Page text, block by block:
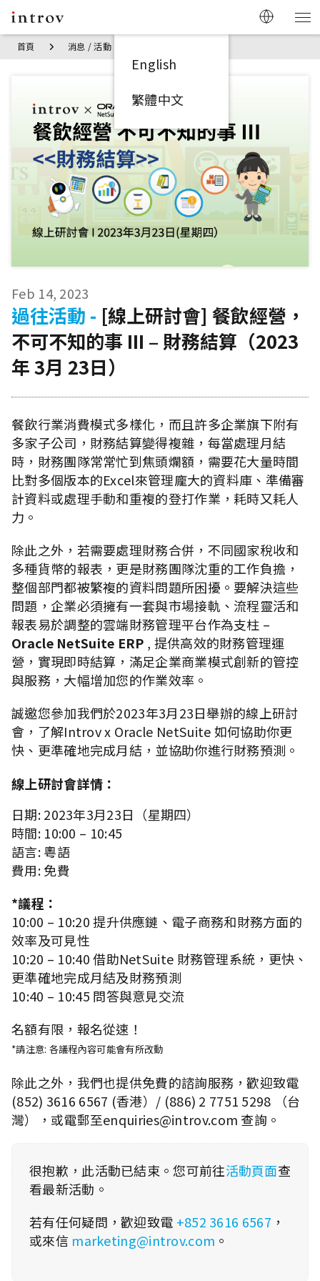
English
繁體中文
首頁 消息 / 活動
Feb 14, 2023
過往活動 - [線上研討會] 餐飲經營，
不可不知的事 III – 財務結算（2023
年 3月 23日）
餐飲行業消費模式多樣化，而且許多企業旗下附有
多家子公司，財務結算變得複雜，每當處理月結
時，財務團隊常常忙到焦頭爛額，需要花大量時間
比對多個版本的Excel來管理龐大的資料庫、準備審
計資料或處理手動和重複的登打作業，耗時又耗人
力。
除此之外，若需要處理財務合併，不同國家稅收和
多種貨幣的報表，更是財務團隊沈重的工作負擔，
整個部門都被繁複的資料問題所困擾。要解決這些
問題，企業必須擁有一套與市場接軌、流程靈活和
報表易於調整的雲端財務管理平台作為支柱 –
Oracle NetSuite ERP , 提供高效的財務管理運
營，實現即時結算，滿足企業商業模式創新的管控
與服務，大幅增加您的作業效率。
誠邀您參加我們於2023年3月23日舉辦的線上研討
會，了解Introv x Oracle NetSuite 如何協助你更
快、更準確地完成月結，並協助你進行財務預測。
線上研討會詳情：
日期: 2023年3月23日（星期四）
時間: 10:00 – 10:45
語言: 粵語
費用: 免費
*議程：
10:00 – 10:20 提升供應鏈、電子商務和財務方面的
效率及可見性
10:20 – 10:40 借助NetSuite 財務管理系統，更快、
更準確地完成月結及財務預測
10:40 – 10:45 問答與意見交流
名額有限，報名從速！
*請注意: 各議程內容可能會有所改動
除此之外，我們也提供免費的諮詢服務，歡迎致電
(852) 3616 6567 (香港）/ (886) 2 7751 5298 （台
灣），或電郵至enquiries@introv.com 查詢。
很抱歉，此活動已結束。您可前往活動頁面查
看最新活動。
若有任何疑問，歡迎致電 +852 3616 6567 ，
或來信 marketing@introv.com 。